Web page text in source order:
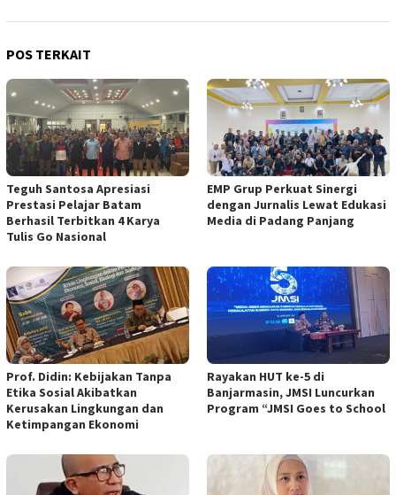
POS TERKAIT
Teguh Santosa Apresiasi
Prestasi Pelajar Batam
Berhasil Terbitkan 4 Karya
Tulis Go Nasional
EMP Grup Perkuat Sinergi
dengan Jurnalis Lewat Edukasi
Media di Padang Panjang
Prof. Didin: Kebijakan Tanpa
Etika Sosial Akibatkan
Kerusakan Lingkungan dan
Ketimpangan Ekonomi
Rayakan HUT ke-5 di
Banjarmasin, JMSI Luncurkan
Program “JMSI Goes to School